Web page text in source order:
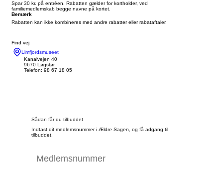
Spar 30 kr. på entréen. Rabatten gælder for kortholder, ved
familiemedlemskab begge navne på kortet.
Bemærk
Rabatten kan ikke kombineres med andre rabatter eller rabataftaler.
Find vej
Limfjordsmuseet
Kanalvejen 40
9670 Løgstør
Telefon: 98 67 18 05
Sådan får du tilbuddet
Indtast dit medlemsnummer i Ældre Sagen, og få adgang til
tilbuddet.